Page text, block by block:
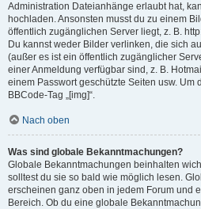
Administration Dateianhänge erlaubt hat,
hochladen. Ansonsten musst du zu einem
öffentlich zugänglichen Server liegt, z. B.
Du kannst weder Bilder verlinken, die sich
(außer es ist ein öffentlich zugänglicher
einer Anmeldung verfügbar sind, z. B.
einem Passwort geschützte Seiten usw. Um
BBCode-Tag „[img]“.
Nach oben
Was sind globale Bekanntmachungen?
Globale Bekanntmachungen beinhalten
solltest du sie so bald wie möglich lesen.
erscheinen ganz oben in jedem Forum und
Bereich. Ob du eine globale